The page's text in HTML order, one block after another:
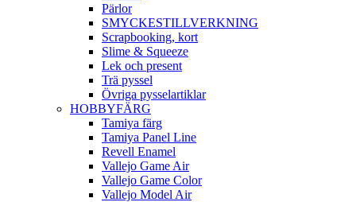
Pärlor
SMYCKESTILLVERKNING
Scrapbooking, kort
Slime & Squeeze
Lek och present
Trä pyssel
Övriga pysselartiklar
HOBBYFÄRG
Tamiya färg
Tamiya Panel Line
Revell Enamel
Vallejo Game Air
Vallejo Game Color
Vallejo Model Air